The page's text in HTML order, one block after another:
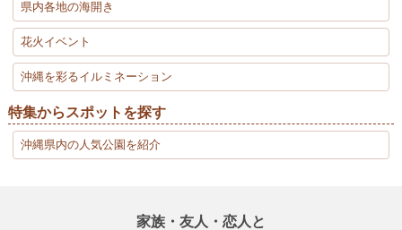
県内各地の海開き
花火イベント
沖縄を彩るイルミネーション
特集からスポットを探す
沖縄県内の人気公園を紹介
家族・友人・恋人と